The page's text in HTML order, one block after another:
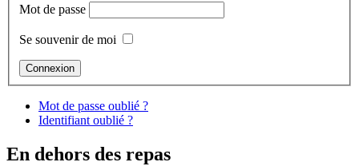
Mot de passe
Se souvenir de moi
Mot de passe oublié ?
Identifiant oublié ?
En dehors des repas